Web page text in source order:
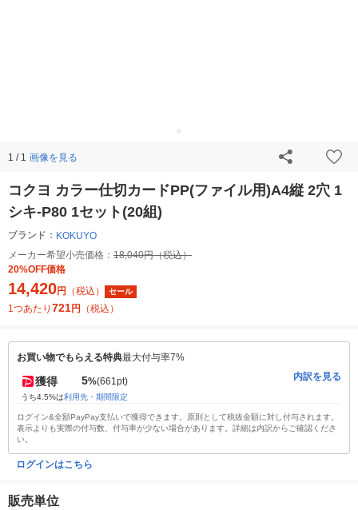
1 / 1 画像を見る
コクヨ カラー仕切カードPP(ファイル用)A4縦 2穴 1
シキ-P80 1セット(20組)
ブランド： KOKUYO
メーカー希望小売価格： 18,040円（税込）
20%OFF価格
14,420円 （税込） セール
1つあたり 721円 （税込）
お買い物でもらえる特典最大付与率7%
獲得 5%(661pt)
うち4.5%は利用先・期間限定
内訳を見る
ログイン&全額PayPay支払いで獲得できます。原則として税抜金額に対し付与されます。
表示よりも実際の付与数、付与率が少ない場合があります。詳細は内訳からご確認くださ
い。
ログインはこちら
販売単位